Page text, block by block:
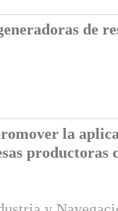
de
la
productoras